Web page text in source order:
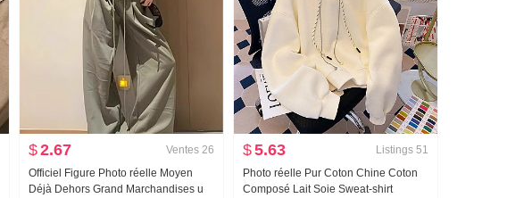
$2.67 Ventes 26
Officiel Figure Photo réelle Moyen
Déjà Dehors Grand Marchandises u
$5.63 Listings 51
Photo réelle Pur Coton Chine Coton
Composé Lait Soie Sweat-shirt